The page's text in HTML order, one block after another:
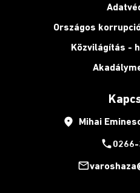
Országos
Közvilágítás -
place Mihai
phone
mail_outline